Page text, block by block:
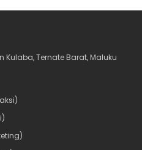
Ternate Barat, Maluku